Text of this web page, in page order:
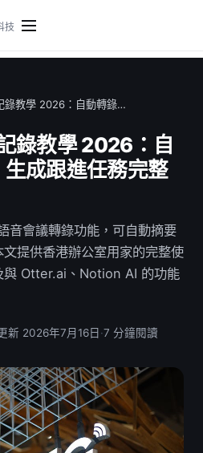
技
錄教學 2026：自動轉錄…
錄教學 2026：自
成跟進任務完整
音會議轉錄功能，可自動摘要
提供香港辦公室用家的完整使
與 Otter.ai、Notion AI 的功能
新 2026年7月16日 ·7 分鐘閱讀